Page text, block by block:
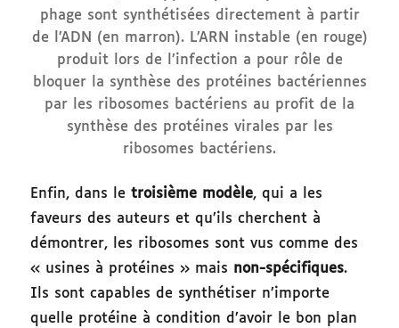
phage sont synthétisées directement à partir
de l’ADN (en marron). L’ARN instable (en rouge)
produit lors de l’infection a pour rôle de
bloquer la synthèse des protéines bactériennes
par les ribosomes bactériens au profit de la
synthèse des protéines virales par les
ribosomes bactériens.
Enfin, dans le troisième modèle, qui a les
faveurs des auteurs et qu’ils cherchent à
démontrer, les ribosomes sont vus comme des
« usines à protéines » mais non-spécifiques.
Ils sont capables de synthétiser n’importe
quelle protéine à condition d’avoir le bon plan